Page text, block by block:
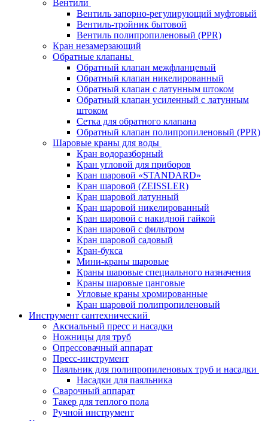
Вентили
Вентиль запорно-регулирующий муфтовый
Вентиль-тройник бытовой
Вентиль полипропиленовый (PPR)
Кран незамерзающий
Обратные клапаны
Обратный клапан межфланцевый
Обратный клапан никелированный
Обратный клапан с латунным штоком
Обратный клапан усиленный с латунным
штоком
Сетка для обратного клапана
Обратный клапан полипропиленовый (PPR)
Шаровые краны для воды
Кран водоразборный
Кран угловой для приборов
Кран шаровой «STANDARD»
Кран шаровой (ZEISSLER)
Кран шаровой латунный
Кран шаровой никелированный
Кран шаровой с накидной гайкой
Кран шаровой с фильтром
Кран шаровой садовый
Кран-букса
Мини-краны шаровые
Краны шаровые специального назначения
Краны шаровые цанговые
Угловые краны хромированные
Кран шаровой полипропиленовый
Инструмент сантехнический
Аксиальный пресс и насадки
Ножницы для труб
Опрессовачный аппарат
Пресс-инструмент
Паяльник для полипропиленовых труб и насадки
Насадки для паяльника
Сварочный аппарат
Такер для теплого пола
Ручной инструмент